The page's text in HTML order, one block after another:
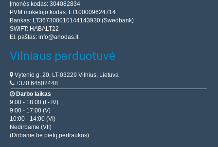
Įmonės kodas: 304082834
PVM mokėtojo kodas: LT100009624714
Bankas: LT367300010144143930 (Swedbank)
SWIFT: HABALT22
El. paštas: info@anodas.lt
Vilniaus parduotuvė
Vytenio g. 20, LT-03229 Vilnius, Lietuva
+370 64502448
Darbo laikas
9:00 - 18:00 (I - IV)
9:00 - 17:00 (V)
10:00 - 14:00 (VI)
Nedirbame (VII)
(Dirbame be pietų pertraukos)